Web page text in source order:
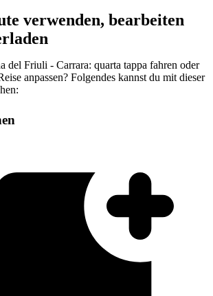
verwenden, bearbeiten
del Friuli - Carrara: quarta tappa fahren oder
anpassen? Folgendes kannst du mit dieser